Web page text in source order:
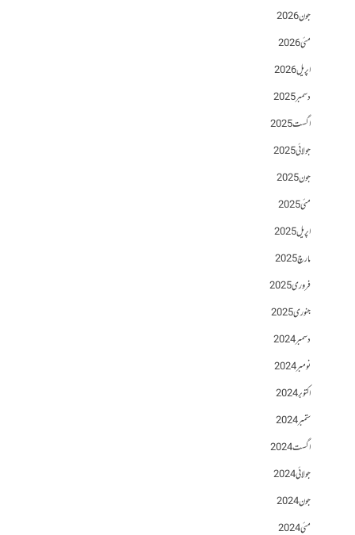
جون 2026
مئی 2026
اپریل 2026
دسمبر 2025
اگست 2025
جولائی 2025
جون 2025
مئی 2025
اپریل 2025
مارچ 2025
فروری 2025
جنوری 2025
دسمبر 2024
نومبر 2024
اکتوبر 2024
ستمبر 2024
اگست 2024
جولائی 2024
جون 2024
مئی 2024